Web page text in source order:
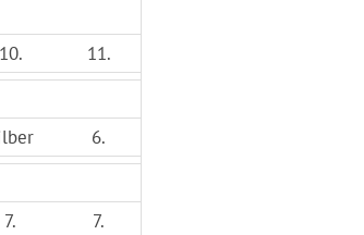
10.
11.
6.
7. 7.